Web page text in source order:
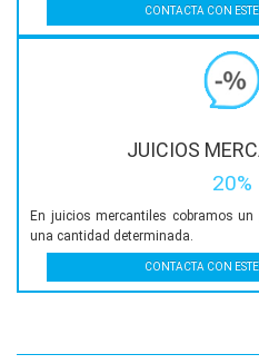
CONTACTA CON
JUICIOS
20%
En juicios mercantiles cobramos un
una cantidad determinada.
CONTACTA CON